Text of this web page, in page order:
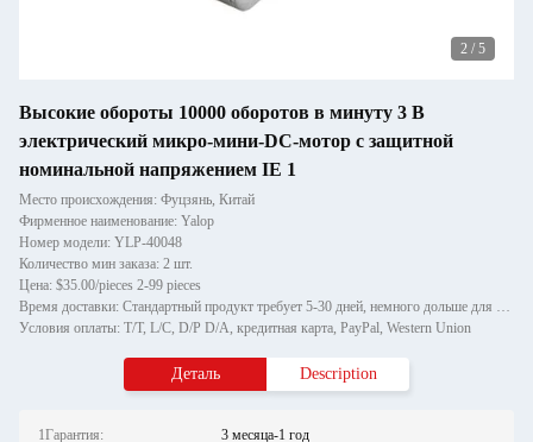
2 / 5
Высокие обороты 10000 оборотов в минуту 3 В
электрический микро-мини-DC-мотор с защитной
номинальной напряжением IE 1
Место происхождения: Фуцзянь, Китай
Фирменное наименование: Yalop
Номер модели: YLP-40048
Количество мин заказа: 2 шт.
Цена: $35.00/pieces 2-99 pieces
Время доставки: Стандартный продукт требует 5-30 дней, немного дольше для индивидуальных продуктов.
Условия оплаты: T/T, L/C, D/P D/A, кредитная карта, PayPal, Western Union
Деталь Description
1Гарантия: 3 месяца-1 год